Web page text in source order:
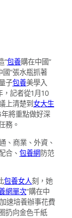
“包養購在中國”
”張水瓶抓著
子包養美學入
記者從1月10
上清楚到女大生
將重點做好深
務。
、商業、外資、
合、 包養網防范
包養女人刻，她
網單次“購在中
速培養辦事花費
扔向金色千紙